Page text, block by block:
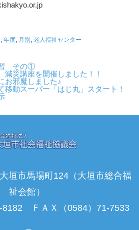
, 年度, 月別 , 老人福祉センター
習 その①
災講座を開催しました！！
お邪魔しました♪
移動スーパー「はじ丸」スタート！
垣市馬場町124（大垣市総合福
祉会館）
8182 ＦＡＸ（0584）71-7533